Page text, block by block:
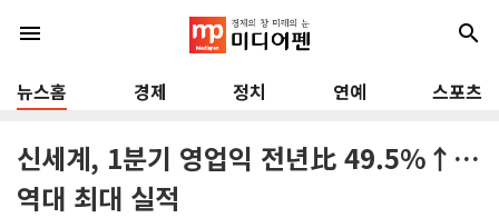
menu search
뉴스홈 경제 정치 연예 스포츠
신세계, 1분기 영업익 전년比 49.5%↑…
역대 최대 실적